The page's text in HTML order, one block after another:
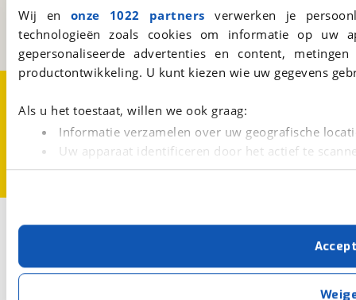
Wij en onze 1022 partners verwerken je
technologieën zoals cookies om informatie op
gepersonaliseerde advertenties en content,
productontwikkeling. U kunt kiezen wie uw gegevens
Als u het toestaat, willen we ook graag:
Informatie verzamelen over uw geografische
Uw apparaat identificeren door het actief te
Lees meer over hoe uw persoonlijke gegevens worden
Met cookies en vergelijkbare technieken zorgen we
cookies zorgen ervoor dat de website goed werkt.
verbeteren. We tonen je graag relevante advertenties
buiten onze website volgt – uiteraard op
Een initiatief van
BOVAG
Cookievoorkeuren
Vacatures